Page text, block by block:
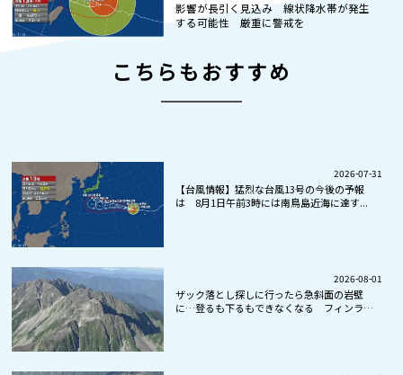
影響が長引く見込み 線状降水帯が発生
する可能性 厳重に警戒を
こちらもおすすめ
2026-07-31
【台風情報】猛烈な台風13号の今後の予報
は 8月1日午前3時には南鳥島近海に達す...
2026-08-01
ザック落とし探しに行ったら急斜面の岩壁
に…登るも下るもできなくなる フィンラン